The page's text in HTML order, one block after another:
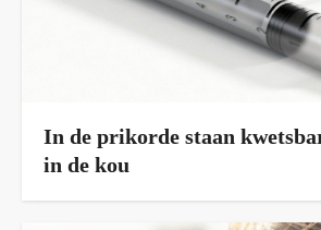
In de prikorde staan
in de kou